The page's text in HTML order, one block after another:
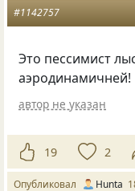
#1142757
Это пессимист
аэродинамичней!
автор не указан
19 2
Опубликовал Hunta